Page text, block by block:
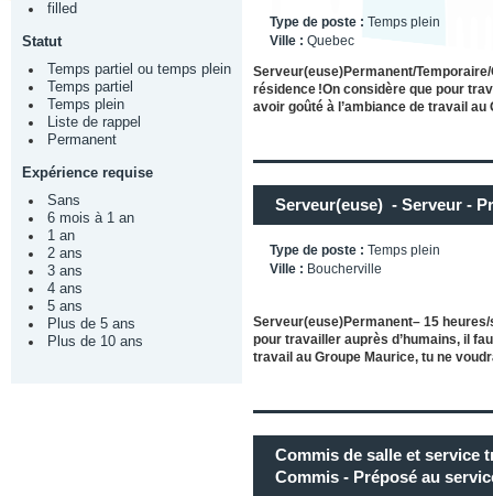
filled
Statut
Temps partiel ou temps plein
Temps partiel
Temps plein
Liste de rappel
Permanent
Expérience requise
Sans
6 mois à 1 an
1 an
2 ans
3 ans
4 ans
5 ans
Plus de 5 ans
Plus de 10 ans
Type de poste : Temps plein
Ville : Quebec
Serveur(euse)Permanent/
résidence !On considère que pour
avoir goûté à l’ambiance de travail
Serveur(euse) - Serveur -
Type de poste : Temps plein
Ville : Boucherville
Serveur(euse)Permanent– 15
pour travailler auprès d’humains, il
travail au Groupe Maurice, tu ne
Commis de salle et service
Commis - Préposé au